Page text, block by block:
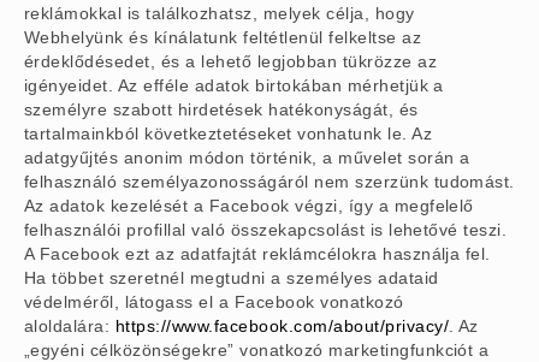
reklámokkal is találkozhatsz, melyek célja, hogy
Webhelyünk és kínálatunk feltétlenül felkeltse az
érdeklődésedet, és a lehető legjobban tükrözze az
igényeidet. Az efféle adatok birtokában mérhetjük a
személyre szabott hirdetések hatékonyságát, és
tartalmainkból következtetéseket vonhatunk le. Az
adatgyűjtés anonim módon történik, a művelet során a
felhasználó személyazonosságáról nem szerzünk tudomást.
Az adatok kezelését a Facebook végzi, így a megfelelő
felhasználói profillal való összekapcsolást is lehetővé teszi.
A Facebook ezt az adatfajtát reklámcélokra használja fel.
Ha többet szeretnél megtudni a személyes adataid
védelméről, látogass el a Facebook vonatkozó
aloldalára: https://www.facebook.com/about/privacy/ . Az
„egyéni célközönségekre” vonatkozó marketingfunkciót a